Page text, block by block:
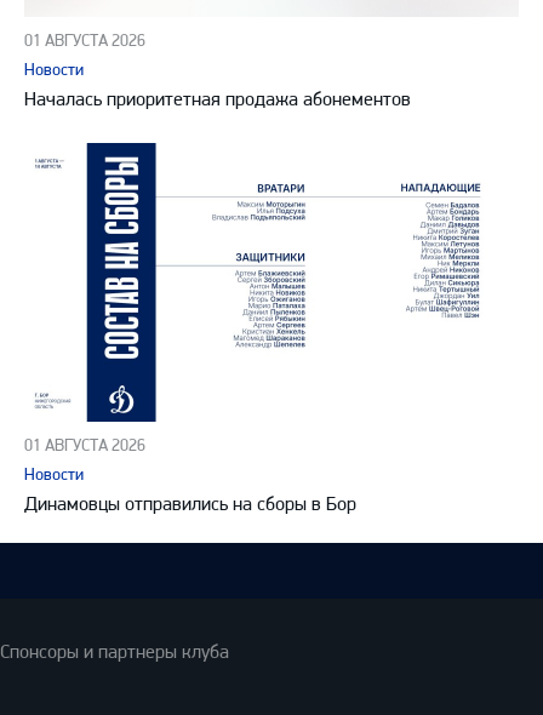
01 АВГУСТА 2026
Новости
Началась приоритетная продажа абонементов
01 АВГУСТА 2026
Новости
Динамовцы отправились на сборы в Бор
Спонсоры и партнеры клуба